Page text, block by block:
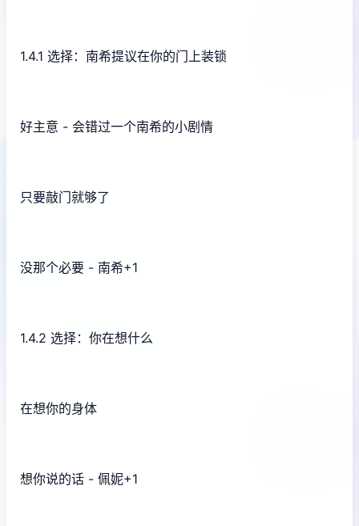
1.4.1 选择：南希提议在你的门上装锁
好主意 - 会错过一个南希的小剧情
只要敲门就够了
没那个必要 - 南希+1
1.4.2 选择：你在想什么
在想你的身体
想你说的话 - 佩妮+1